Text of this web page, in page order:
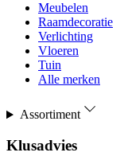
Meubelen
Raamdecoratie
Verlichting
Vloeren
Tuin
Alle merken
Assortiment
Klusadvies